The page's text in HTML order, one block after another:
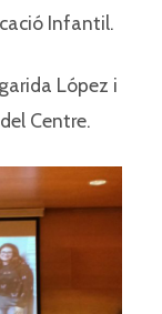
Infantil.
López i
Centre.